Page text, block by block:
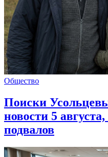
Общество
Поиски
новости 5
подвалов